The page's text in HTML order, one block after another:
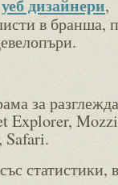
,
в бранша,
за
Explorer,
Safari.
статистики,